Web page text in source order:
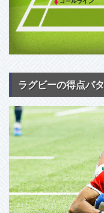
ラグビーの得点パ